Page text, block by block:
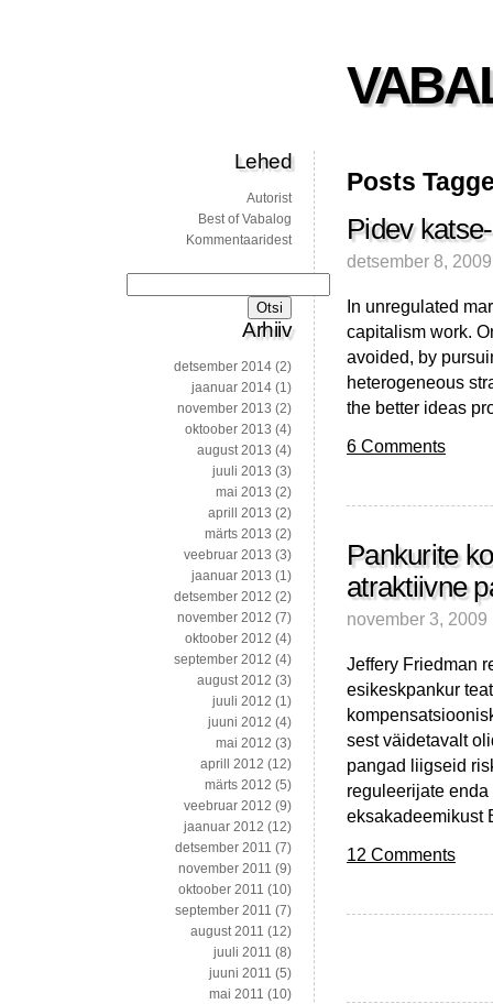
Posts
Pidev
detsember 8, 2009
In unregulated
capitalism work.
avoided, by
heterogeneous
the better ideas
6 Comments
Pankurite
atraktiivne
november 3, 2009
Jeffery Friedman
esikeskpankur
sest väidetavalt
pangad liigseid
reguleerijate
eksakadeemikust
12 Comments
Lehed
Autorist
Best of Vabalog
Kommentaaridest
Arhiiv
detsember 2014 (2)
jaanuar 2014 (1)
november 2013 (2)
oktoober 2013 (4)
august 2013 (4)
juuli 2013 (3)
mai 2013 (2)
aprill 2013 (2)
märts 2013 (2)
veebruar 2013 (3)
jaanuar 2013 (1)
detsember 2012 (2)
november 2012 (7)
oktoober 2012 (4)
september 2012 (4)
august 2012 (3)
juuli 2012 (1)
juuni 2012 (4)
mai 2012 (3)
aprill 2012 (12)
märts 2012 (5)
veebruar 2012 (9)
jaanuar 2012 (12)
detsember 2011 (7)
november 2011 (9)
oktoober 2011 (10)
september 2011 (7)
august 2011 (12)
juuli 2011 (8)
juuni 2011 (5)
mai 2011 (10)